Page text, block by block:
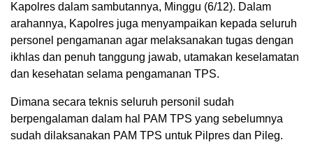
Kapolres dalam sambutannya, Minggu (6/12). Dalam
arahannya, Kapolres juga menyampaikan kepada seluruh
personel pengamanan agar melaksanakan tugas dengan
ikhlas dan penuh tanggung jawab, utamakan keselamatan
dan kesehatan selama pengamanan TPS.
Dimana secara teknis seluruh personil sudah
berpengalaman dalam hal PAM TPS yang sebelumnya
sudah dilaksanakan PAM TPS untuk Pilpres dan Pileg.